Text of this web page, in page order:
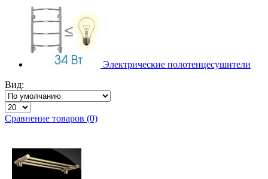
Электрические полотенцесушители
Вид:
Сравнение товаров (0)